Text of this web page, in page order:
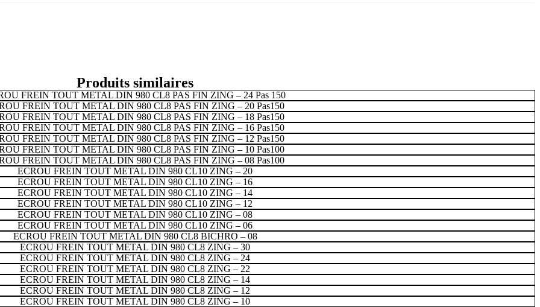
Produits similaires
FREIN TOUT METAL DIN 980 CL8 PAS FIN ZING – 24 Pas 150
FREIN TOUT METAL DIN 980 CL8 PAS FIN ZING – 20 Pas150
FREIN TOUT METAL DIN 980 CL8 PAS FIN ZING – 18 Pas150
FREIN TOUT METAL DIN 980 CL8 PAS FIN ZING – 16 Pas150
FREIN TOUT METAL DIN 980 CL8 PAS FIN ZING – 12 Pas150
FREIN TOUT METAL DIN 980 CL8 PAS FIN ZING – 10 Pas100
FREIN TOUT METAL DIN 980 CL8 PAS FIN ZING – 08 Pas100
ECROU FREIN TOUT METAL DIN 980 CL10 ZING – 20
ECROU FREIN TOUT METAL DIN 980 CL10 ZING – 16
ECROU FREIN TOUT METAL DIN 980 CL10 ZING – 14
ECROU FREIN TOUT METAL DIN 980 CL10 ZING – 12
ECROU FREIN TOUT METAL DIN 980 CL10 ZING – 08
ECROU FREIN TOUT METAL DIN 980 CL10 ZING – 06
ECROU FREIN TOUT METAL DIN 980 CL8 BICHRO – 08
ECROU FREIN TOUT METAL DIN 980 CL8 ZING – 30
ECROU FREIN TOUT METAL DIN 980 CL8 ZING – 24
ECROU FREIN TOUT METAL DIN 980 CL8 ZING – 22
ECROU FREIN TOUT METAL DIN 980 CL8 ZING – 14
ECROU FREIN TOUT METAL DIN 980 CL8 ZING – 12
ECROU FREIN TOUT METAL DIN 980 CL8 ZING – 10